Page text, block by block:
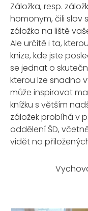
Záložka, resp.
homonym, čili slov
záložka na liště
Ale určitě i ta,
knize, kde jste
se jednat o
kterou lze snadno
může inspirovat
knížku s větším
záložek probíhá v
oddělení ŠD,
vidět na